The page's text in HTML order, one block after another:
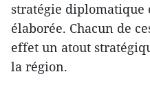
stratégie diplomatique
élaborée. Chacun de
effet un atout
la région.